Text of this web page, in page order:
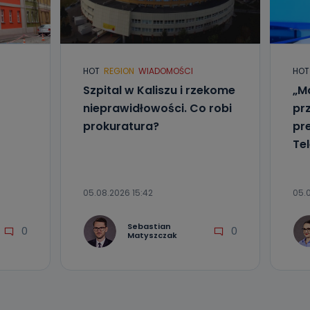
od
ze
0
HOT REGION WIADOMOŚCI
Szpital w Kaliszu i rzekome
nieprawidłowości. Co robi
prokuratura?
05.08.2026 15:42
Sebastian
Matyszczak
0
HOT